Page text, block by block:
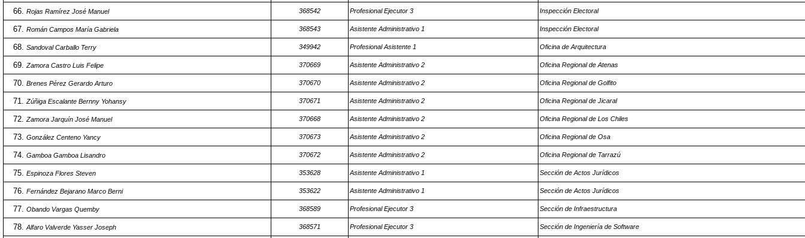
Rojas Ramírez José Manuel 368542 Profesional Ejecutor 3 Inspección Electoral
Román Campos María Gabriela 368543 Asistente Administrativo 1 Inspección Electoral
Sandoval Carballo Terry 349942 Profesional Asistente 1 Oficina de Arquitectura
Zamora Castro Luis Felipe 370669 Asistente Administrativo 2 Oficina Regional de Atenas
Brenes Pérez Gerardo Arturo 370670 Asistente Administrativo 2 Oficina Regional de Golfito
Zúñiga Escalante Bernny Yohansy 370671 Asistente Administrativo 2 Oficina Regional de Jicaral
Zamora Jarquín José Manuel 370668 Asistente Administrativo 2 Oficina Regional de Los Chiles
González Centeno Yancy 370673 Asistente Administrativo 2 Oficina Regional de Osa
Gamboa Gamboa Lisandro 370672 Asistente Administrativo 2 Oficina Regional de Tarrazú
Espinoza Flores Steven 353628 Asistente Administrativo 1 Sección de Actos Jurídicos
Fernández Bejarano Marco Berni 353622 Asistente Administrativo 1 Sección de Actos Jurídicos
Obando Vargas Quemby 368589 Profesional Ejecutor 3 Sección de Infraestructura
Alfaro Valverde Yasser Joseph 368571 Profesional Ejecutor 3 Sección de Ingeniería de Software